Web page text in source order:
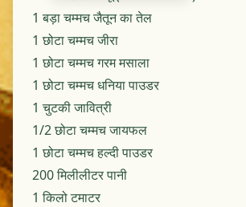
1 बड़ा चम्मच जैतून का तेल
1 छोटा चम्मच जीरा
1 छोटा चम्मच गरम मसाला
1 छोटा चम्मच धनिया पाउडर
1 चुटकी जावित्री
1/2 छोटा चम्मच जायफल
1 छोटा चम्मच हल्दी पाउडर
200 मिलीलीटर पानी
1 किलो टमाटर